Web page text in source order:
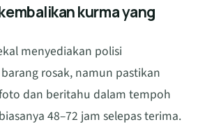
kurma yang
menyediakan polisi
rosak, namun pastikan
dan beritahu dalam tempoh
48–72 jam selepas terima.